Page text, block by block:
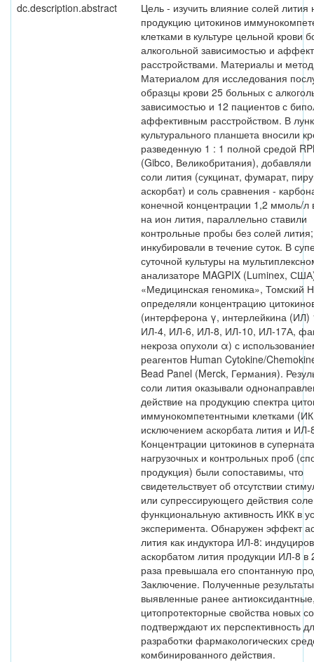
dc.description.abstract
Цель - изучить влияние солей лития
продукцию цитокинов
клетками в культуре цельной крови
алкогольной зависимостью и
расстройствами. Материалы и
Материалом для исследования
образцы крови 25 больных с
зависимостью и 12 пациентов с
аффективным расстройством. В
культурального планшета вносили
разведенную 1 : 1 полной средой
(Gibco, Великобритания),
соли лития (сукцинат, фумарат,
аскорбат) и соль сравнения -
конечной концентрации 1,2 ммоль/л
на ион лития, параллельно ставили
контрольные пробы без солей
инкубировали в течение суток. В
суточной культуры на
анализаторе MAGPIX (Luminex,
«Медицинская геномика», Томский
определяли концентрацию
(интерферона γ, интерлейкина
ИЛ-4, ИЛ-6, ИЛ-8, ИЛ-10, ИЛ-17А,
некроза опухоли α) с
реагентов Human Cytokine/
Bead Panel (Merck, Германия).
соли лития оказывали
действие на продукцию спектра
иммунокомпетентными клетками
исключением аскорбата лития и ИЛ-
Концентрации цитокинов в
нагрузочных и контрольных проб
продукция) были сопоставимы, что
свидетельствует об отсутствии
или супрессирующего действия
функциональную активность ИКК в
эксперимента. Обнаружен эффект
лития как индуктора ИЛ-8:
аскорбатом лития продукции ИЛ-8 в
раза превышала его спонтанную
Заключение. Полученные
выявленные ранее
цитопротекторные свойства новых
подтверждают их перспективность
разработки фармакологических
комбинированного действия.